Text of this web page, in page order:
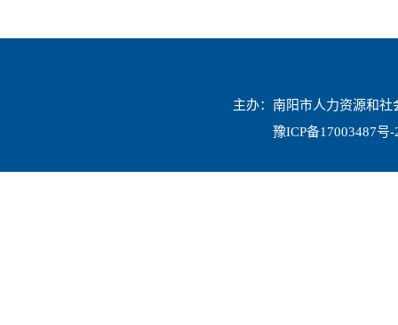
主办：南阳市人力资源和
豫ICP备17003487号-